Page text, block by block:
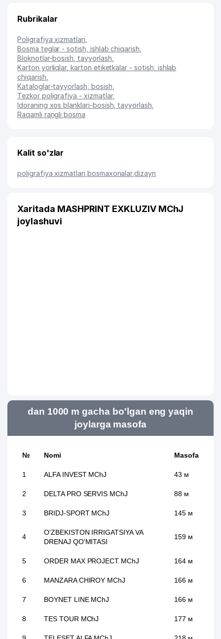
Rubrikalar
Poligrafiya xizmatlari
Bosma teglar - sotish, ishlab chiqarish
Bloknotlar-bosish, tayyorlash
Karton yorliqlar, karton etiketkalar - sotish, ishlab
chiqarish
Kataloglar-tayyorlash, bosish
Tezkor poligrafiya - xizmatlar,
Idoraning xos blanklari-bosish, tayyorlash
Raqamli rangli bosma
Kalit so'zlar
poligrafiya xizmatlari bosmaxonalar,dizayn
Xaritada MASHPRINT EXKLUZIV MChJ
joylashuvi
dan 1000 m gacha bo'lgan eng yaqin
joylarga masofa
№ Nomi Masofa
1 ALFA INVEST MChJ 43 м
2 DELTA PRO SERVIS MChJ 88 м
3 BRIDJ-SPORT MChJ 145 м
4
O'ZBEKISTON IRRIGATSIYA VA
DRENAJ QO'MITASI
159 м
5 ORDER MAX PROJECT MChJ 164 м
6 MANZARA CHIROY MChJ 166 м
7 BOYNET LINE MChJ 166 м
8 TES TOUR MChJ 177 м